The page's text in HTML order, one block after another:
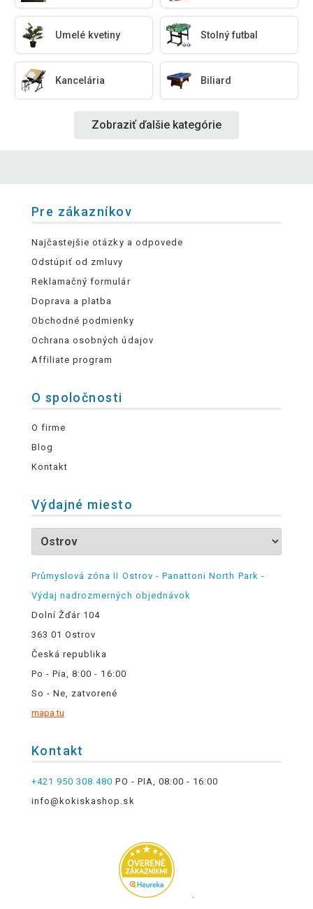
Umelé kvetiny Stolný futbal
Kancelária Biliard
Zobraziť ďalšie kategórie
Pre zákazníkov
Najčastejšie otázky a odpovede
Odstúpiť od zmluvy
Reklamačný formulár
Doprava a platba
Obchodné podmienky
Ochrana osobných údajov
Affiliate program
O spoločnosti
O firme
Blog
Kontakt
Výdajné miesto
Průmyslová zóna II Ostrov - Panattoni North Park -
Výdaj nadrozmerných objednávok
Dolní Žďár 104
363 01 Ostrov
Česká republika
Po - Pia, 8:00 - 16:00
So - Ne, zatvorené
mapa tu
Kontakt
+421 950 308 480 PO - PIA, 08:00 - 16:00
info@kokiskashop.sk
.